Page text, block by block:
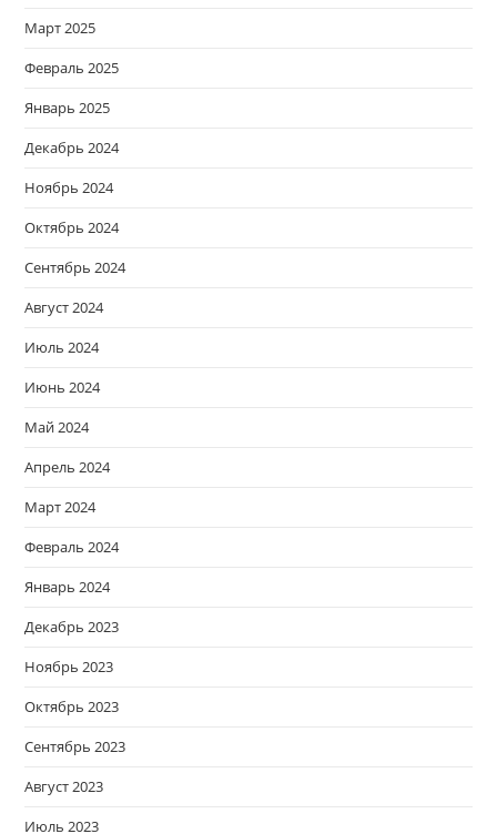
Март 2025
Февраль 2025
Январь 2025
Декабрь 2024
Ноябрь 2024
Октябрь 2024
Сентябрь 2024
Август 2024
Июль 2024
Июнь 2024
Май 2024
Апрель 2024
Март 2024
Февраль 2024
Январь 2024
Декабрь 2023
Ноябрь 2023
Октябрь 2023
Сентябрь 2023
Август 2023
Июль 2023